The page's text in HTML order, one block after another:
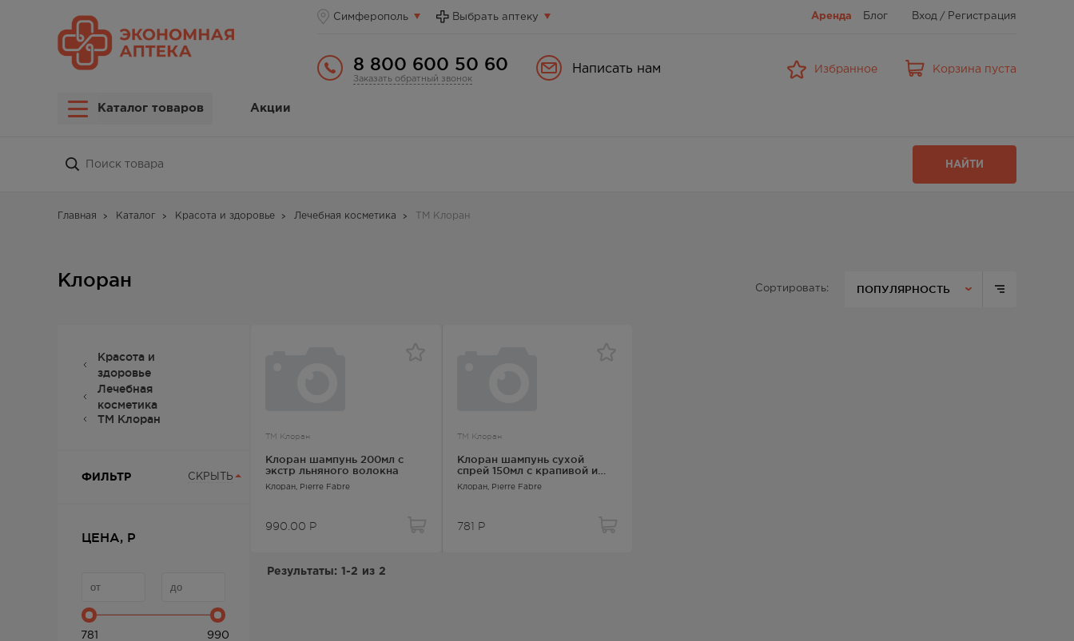
Симферополь Выбрать аптеку Аренда Блог Вход / Регистрация
8 800 600 50 60
Заказать обратный звонок
Написать нам Избранное Корзина пуста
Каталог товаров Акции
НАЙТИ
Главная Каталог Красота и здоровье Лечебная косметика ТМ Клоран
Клоран Сортировать: ПОПУЛЯРНОСТЬ
Красота и
здоровье
Лечебная
косметика
ТМ Клоран
ФИЛЬТР СКРЫТЬ
ЦЕНА, Р
781 990
ТМ Клоран
Клоран шампунь 200мл с
экстр льняного волокна
Клоран , Pierre Fabre
990.00 Р
ТМ Клоран
Клоран шампунь сухой
спрей 150мл с крапивой и
витамином Е
Клоран , Pierre Fabre
781 Р
Результаты: 1-2 из 2